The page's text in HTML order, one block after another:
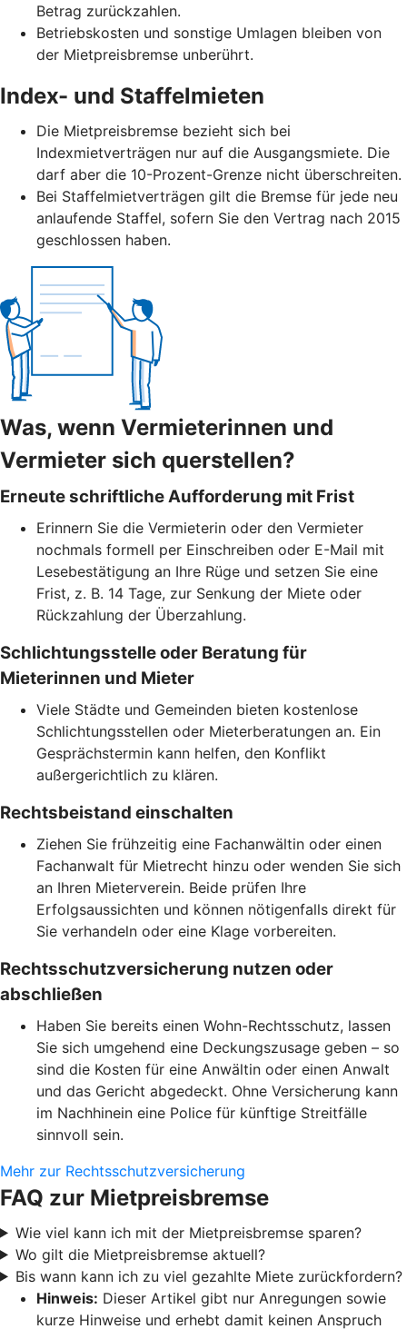
Betrag zurückzahlen.
Betriebskosten und sonstige Umlagen bleiben von
der Mietpreisbremse unberührt.
Index- und Staffelmieten
Die Mietpreisbremse bezieht sich bei
Indexmietverträgen nur auf die Ausgangsmiete. Die
darf aber die 10-Prozent-Grenze nicht überschreiten.
Bei Staffelmietverträgen gilt die Bremse für jede neu
anlaufende Staffel, sofern Sie den Vertrag nach 2015
geschlossen haben.
Was, wenn Vermieterinnen und
Vermieter sich querstellen?
Erneute schriftliche Aufforderung mit Frist
Erinnern Sie die Vermieterin oder den Vermieter
nochmals formell per Einschreiben oder E-Mail mit
Lesebestätigung an Ihre Rüge und setzen Sie eine
Frist, z. B. 14 Tage, zur Senkung der Miete oder
Rückzahlung der Überzahlung.
Schlichtungsstelle oder Beratung für
Mieterinnen und Mieter
Viele Städte und Gemeinden bieten kostenlose
Schlichtungsstellen oder Mieterberatungen an. Ein
Gesprächstermin kann helfen, den Konflikt
außergerichtlich zu klären.
Rechtsbeistand einschalten
Ziehen Sie frühzeitig eine Fachanwältin oder einen
Fachanwalt für Mietrecht hinzu oder wenden Sie sich
an Ihren Mieterverein. Beide prüfen Ihre
Erfolgsaussichten und können nötigenfalls direkt für
Sie verhandeln oder eine Klage vorbereiten.
Rechtsschutzversicherung nutzen oder
abschließen
Haben Sie bereits einen Wohn-Rechtsschutz, lassen
Sie sich umgehend eine Deckungszusage geben – so
sind die Kosten für eine Anwältin oder einen Anwalt
und das Gericht abgedeckt. Ohne Versicherung kann
im Nachhinein eine Police für künftige Streitfälle
sinnvoll sein.
Mehr zur Rechtsschutzversicherung
FAQ zur Mietpreisbremse
Wie viel kann ich mit der Mietpreisbremse sparen?
Wo gilt die Mietpreisbremse aktuell?
Bis wann kann ich zu viel gezahlte Miete zurückfordern?
Hinweis: Dieser Artikel gibt nur Anregungen sowie
kurze Hinweise und erhebt damit keinen Anspruch